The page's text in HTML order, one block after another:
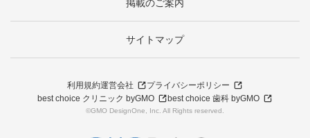
掲載のご案内
サイトマップ
利用規約運営会社
プライバシーポリシー
best choice クリニック byGMO
best choice 歯科 byGMO
©GMO DesignOne, Inc. All Rights reserved.